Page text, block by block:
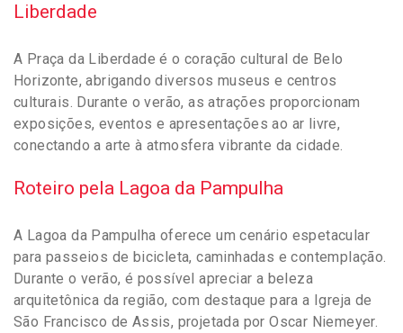
Liberdade
A Praça da Liberdade é o coração cultural de Belo
Horizonte, abrigando diversos museus e centros
culturais. Durante o verão, as atrações proporcionam
exposições, eventos e apresentações ao ar livre,
conectando a arte à atmosfera vibrante da cidade.
Roteiro pela Lagoa da Pampulha
A Lagoa da Pampulha oferece um cenário espetacular
para passeios de bicicleta, caminhadas e contemplação.
Durante o verão, é possível apreciar a beleza
arquitetônica da região, com destaque para a Igreja de
São Francisco de Assis, projetada por Oscar Niemeyer.